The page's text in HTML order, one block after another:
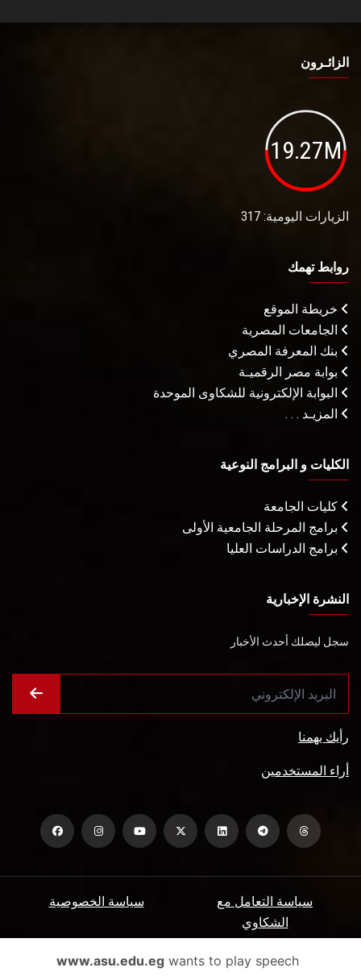
الزائـرون
19.27M
الزيارات اليومية: 317
روابط تهمك
خريطة الموقع
الجامعات المصرية
بنك المعرفة المصري
بوابة مصر الرقميـة
البوابة الإلكترونية للشكاوى الموحدة
المزيـد . . .
الكليات و البرامج النوعية
كليات الجامعة
برامج المرحلة الجامعية الأولى
برامج الدراسات العليا
النشرة الإخبارية
سجل ليصلك أحدث الأخبار
رأيك يهمنا
أراء المستخدمين
سياسة الخصوصية
سياسة التعامل مع
الشكاوي
الأسئلة الشائعة ميثاق المتعاملين www.asu.edu.egwants to play speech